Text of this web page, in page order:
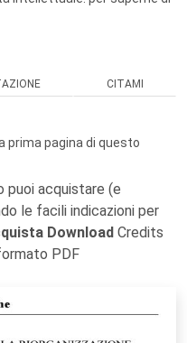
CITAMI
prima pagina di questo
puoi acquistare (e
le facili indicazioni per
Download Credits
PDF